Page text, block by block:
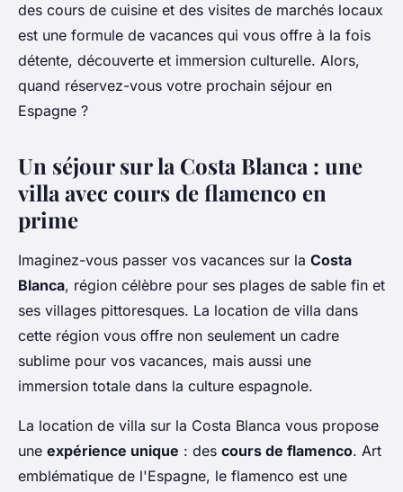
des cours de cuisine et des visites de marchés locaux
est une formule de vacances qui vous offre à la fois
détente, découverte et immersion culturelle. Alors,
quand réservez-vous votre prochain séjour en
Espagne ?
Un séjour sur la Costa Blanca : une
villa avec cours de flamenco en
prime
Imaginez-vous passer vos vacances sur la Costa
Blanca, région célèbre pour ses plages de sable fin et
ses villages pittoresques. La location de villa dans
cette région vous offre non seulement un cadre
sublime pour vos vacances, mais aussi une
immersion totale dans la culture espagnole.
La location de villa sur la Costa Blanca vous propose
une expérience unique : des cours de flamenco. Art
emblématique de l'Espagne, le flamenco est une